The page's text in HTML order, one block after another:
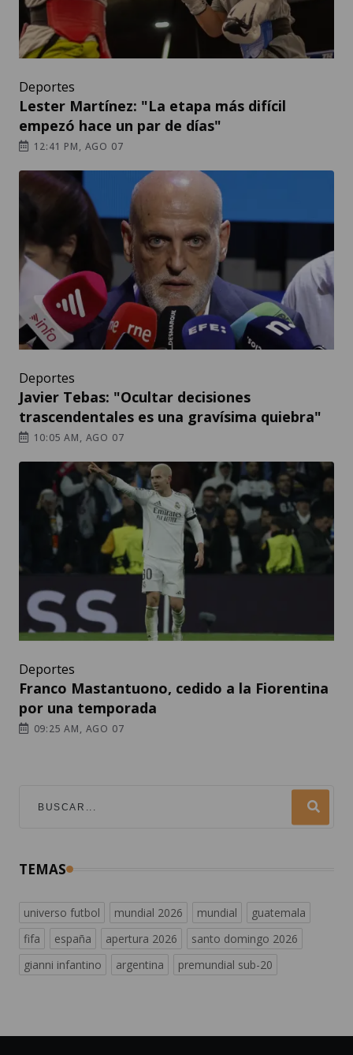
Deportes
Lester Martínez: "La etapa más difícil
empezó hace un par de días"
12:41 PM, AGO 07
Deportes
Javier Tebas: "Ocultar decisiones
trascendentales es una gravísima quiebra"
10:05 AM, AGO 07
Deportes
Franco Mastantuono, cedido a la Fiorentina
por una temporada
09:25 AM, AGO 07
TEMAS
universo futbol mundial 2026 mundial
guatemala
fifa
españa apertura 2026
santo domingo 2026
gianni infantino
argentina premundial sub-20